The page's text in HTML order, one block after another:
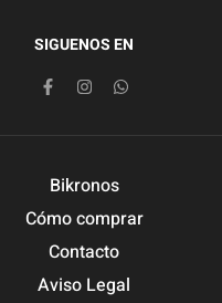
SIGUENOS EN
Bikronos
Cómo comprar
Contacto
Aviso Legal